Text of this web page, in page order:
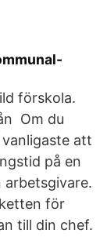
förskola.
Om du
att
på en
arbetsgivare.
för
till din chef.